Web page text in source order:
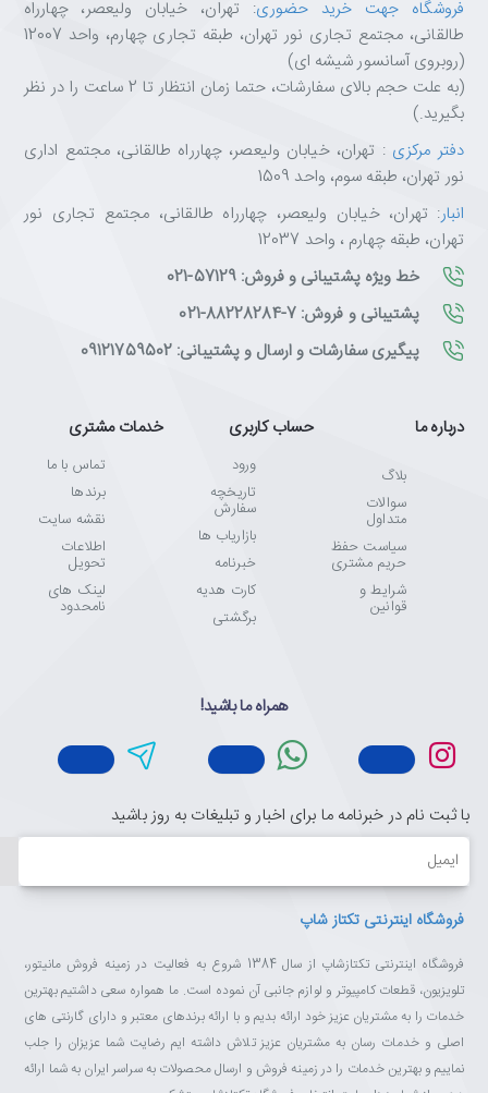
فروشگاه جهت خرید حضوری: تهران، خیابان ولیعصر، چهارراه
طالقانی، مجتمع تجاری نور تهران، طبقه تجاری چهارم، واحد 12007
(روبروی آسانسور شیشه ای)
(به علت حجم بالای سفارشات، حتما زمان انتظار تا 2 ساعت را در نظر
بگیرید.)
دفتر مرکزی : تهران، خیابان ولیعصر، چهارراه طالقانی، مجتمع اداری
نور تهران، طبقه سوم، واحد 1509
انبار: تهران، خیابان ولیعصر، چهارراه طالقانی، مجتمع تجاری نور
تهران، طبقه چهارم ، واحد 12037
خط ویژه پشتیبانی و فروش: 57129-021
پشتیبانی و فروش: 7-88228284-021
پیگیری سفارشات و ارسال و پشتیبانی: 09121759502
درباره ما
بلاگ
سوالات
متداول
سیاست حفظ
حریم مشتری
شرایط و
قوانین
حساب کاربری
ورود
تاریخچه
سفارش
بازاریاب ها
خبرنامه
کارت هدیه
برگشتی
خدمات مشتری
تماس با ما
برندها
نقشه سایت
اطلاعات
تحویل
لینک های
نامحدود
همراه ما باشید!
با ثبت نام در خبرنامه ما برای اخبار و تبلیغات به روز باشید
ایمیل
فروشگاه اینترنتی تکتاز شاپ
فروشگاه اینترنتی تکتازشاپ از سال 1384 شروع به فعالیت در زمینه فروش مانیتور،
تلویزیون، قطعات کامپیوتر و لوازم جانبی آن نموده است. ما همواره سعی داشتیم بهترین
خدمات را به مشتریان عزیز خود ارائه بدیم و با ارائه برندهای معتبر و دارای گارنتی های
اصلی و خدمات رسان به مشتریان عزیز تلاش داشته ایم رضایت شما عزیزان را جلب
نماییم و بهترین خدمات را در زمینه فروش و ارسال محصولات به سراسر ایران به شما ارائه